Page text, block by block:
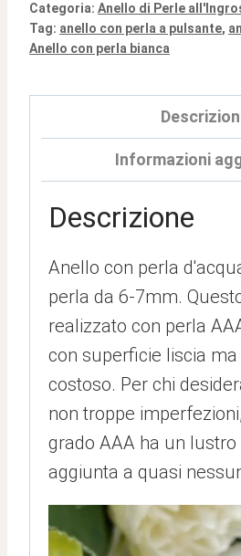
Categoria: Anello di Perle
Tag: anello con perla a pulsante,
Anello con perla bianca
Informazioni
Descrizione
Anello con perla
perla da 6-7mm.
realizzato con perla
con superficie liscia
costoso. Per chi
non troppe
grado AAA ha un lustro
aggiunta a quasi